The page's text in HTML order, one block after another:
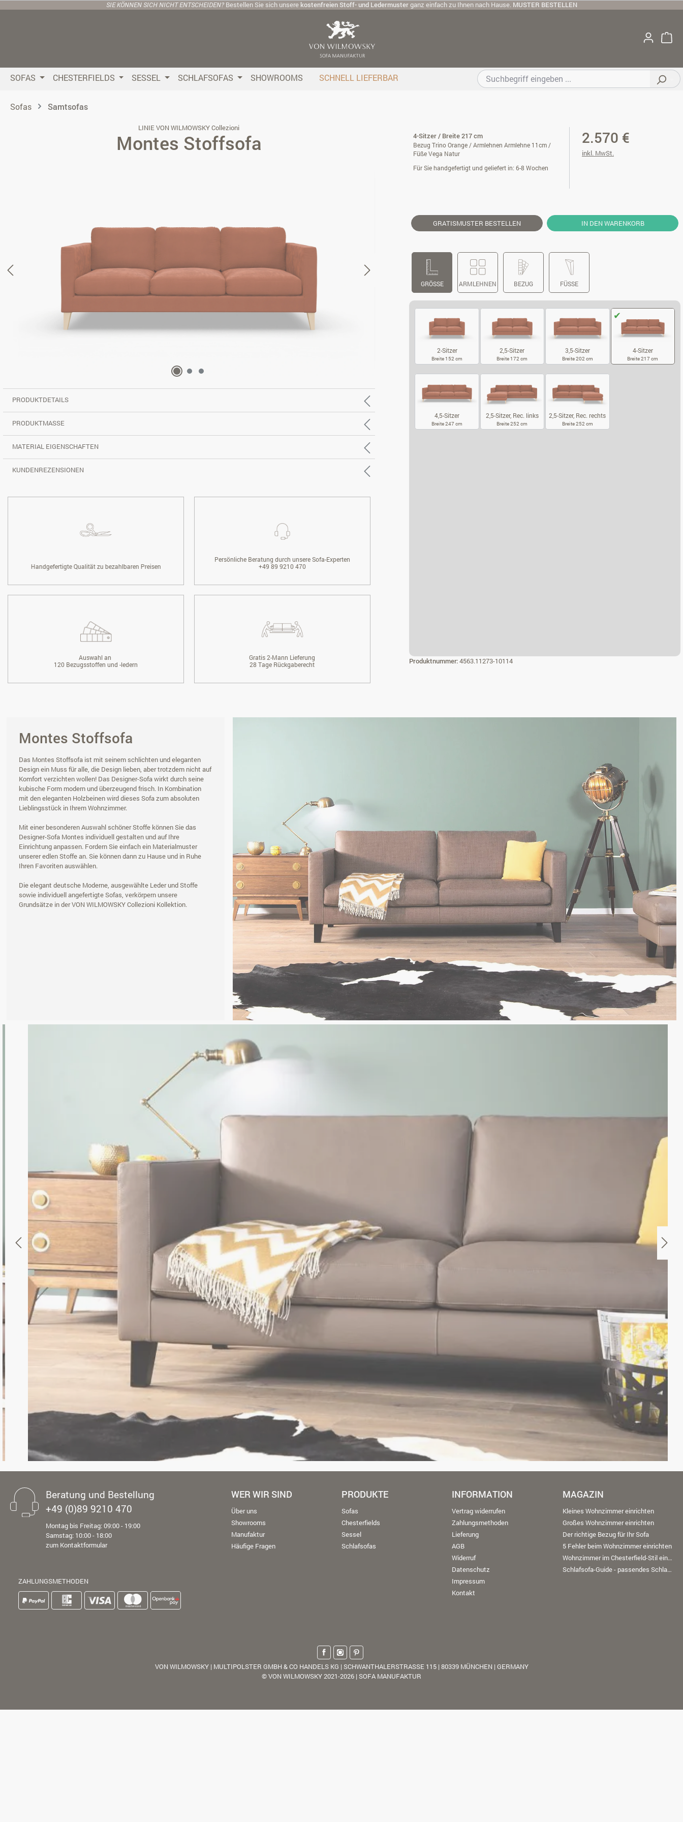
Hauptinhalt springen
Zur Suche springen
Zur Hauptnavigation springen
SIE KÖNNEN SICH NICHT ENTSCHEIDEN? Bestellen Sie sich unsere kostenfreien Stoff- und Ledermusterganz einfach zu Ihnen nach Hause. MUSTER BESTELLEN
SOFAS CHESTERFIELDS SESSEL SCHLAFSOFAS SHOWROOMS SCHNELL LIEFERBAR
Sofas Samtsofas
LINIE VON WILMOWSKY Collezioni
Montes Stoffsofa 4-Sitzer / Breite 217 cm
Bezug Trino Orange / Armlehnen Armlehne 11cm /
Füße Vega Natur
Für Sie handgefertigt und geliefert in: 6-8 Wochen
2.570 €
inkl. MwSt.
GRATISMUSTER BESTELLEN IN DEN WARENKORB
GRÖSSE ARMLEHNEN BEZUG FÜSSE
2-Sitzer
Breite 152 cm
2,5-Sitzer
Breite 172 cm
3,5-Sitzer
Breite 202 cm
4-Sitzer
Breite 217 cm
4,5-Sitzer
Breite 247 cm
2,5-Sitzer, Rec. links
Breite 252 cm
2,5-Sitzer, Rec. rechts
Breite 252 cm
Produktnummer:4563.11273-10114
PRODUKTDETAILS
PRODUKTMASSE
MATERIAL EIGENSCHAFTEN
KUNDENREZENSIONEN
Handgefertigte Qualität zu bezahlbaren Preisen
Persönliche Beratung durch unsere Sofa-Experten
+49 89 9210 470
Auswahl an
120 Bezugsstoffen und -ledern
Gratis 2-Mann Lieferung
28 Tage Rückgaberecht
Montes Stoffsofa
Das Montes Stoffsofa ist mit seinem schlichten und eleganten
Design ein Muss für alle, die Design lieben, aber trotzdem nicht auf
Komfort verzichten wollen! Das Designer-Sofa wirkt durch seine
kubische Form modern und überzeugend frisch. In Kombination
mit den eleganten Holzbeinen wird dieses Sofa zum absoluten
Lieblingsstück in Ihrem Wohnzimmer.
Mit einer besonderen Auswahl schöner Stoffe können Sie das
Designer-Sofa Montes individuell gestalten und auf Ihre
Einrichtung anpassen. Fordern Sie einfach ein Materialmuster
unserer edlen Stoffe an. Sie können dann zu Hause und in Ruhe
Ihren Favoriten auswählen.
Die elegant deutsche Moderne, ausgewählte Leder und Stoffe
sowie individuell angefertigte Sofas, verkörpern unsere
Grundsätze in der VON WILMOWSKY Collezioni Kollektion.
Beratung und Bestellung
+49 (0)89 9210 470
Montag bis Freitag: 09:00 - 19:00
Samstag: 10:00 - 18:00
zum Kontaktformular
ZAHLUNGSMETHODEN
WER WIR SIND
Über uns
Showrooms
Manufaktur
Häufige Fragen
PRODUKTE
Sofas
Chesterfields
Sessel
Schlafsofas
INFORMATION
Vertrag widerrufen
Zahlungsmethoden
Lieferung
AGB
Widerruf
Datenschutz
Impressum
Kontakt
MAGAZIN
Kleines Wohnzimmer einrichten
Großes Wohnzimmer einrichten
Der richtige Bezug für Ihr Sofa
5 Fehler beim Wohnzimmer einrichten
Wohnzimmer im Chesterfield-Stil einrichten
Schlafsofa-Guide - passendes Schlafsofa finden
VON WILMOWSKY | MULTIPOLSTER GMBH & CO HANDELS KG | SCHWANTHALERSTRASSE 115 | 80339 MÜNCHEN | GERMANY
© VON WILMOWSKY 2021-2026 | SOFA MANUFAKTUR